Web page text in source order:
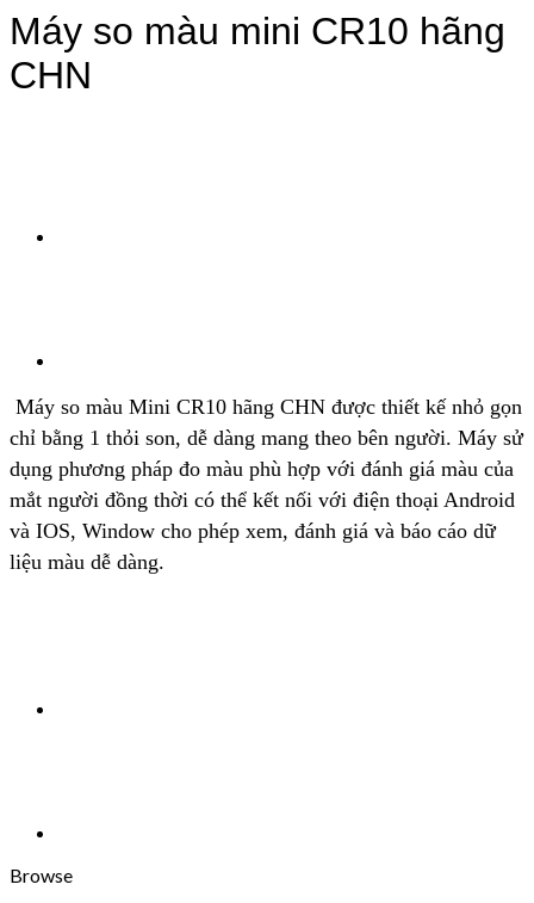
Máy so màu mini CR10 hãng
CHN
Máy so màu Mini CR10 hãng CHN được thiết kế nhỏ gọn
chỉ bằng 1 thỏi son, dễ dàng mang theo bên người. Máy sử
dụng phương pháp đo màu phù hợp với đánh giá màu của
mắt người đồng thời có thể kết nối với điện thoại Android
và IOS, Window cho phép xem, đánh giá và báo cáo dữ
liệu màu dễ dàng.
Browse